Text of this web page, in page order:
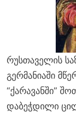
რუსთაველის
გერმანიაში
“ქარავანში”
დაბეჭდილი